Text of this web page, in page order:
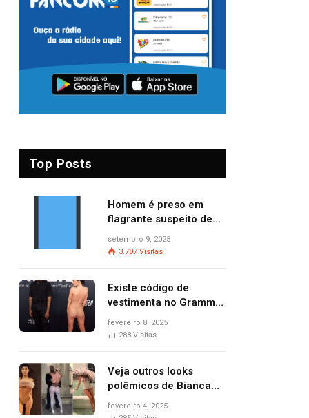
Top Posts
Homem é preso em
flagrante suspeito de
provocar dois incêndios
criminosos no mesmo
setembro 9, 2025
3.707 Visitas
Existe código de
vestimenta no Grammy?
Questionamento surgiu
após Bianca Censori,
premiação
fevereiro 8, 2025
288 Visitas
Veja outros looks
polêmicos de Bianca
Censori, esposa de
Kanye West que
fevereiro 4, 2025